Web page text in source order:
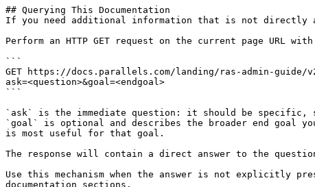
## Querying This Documentation
If you need additional information that is not directly
Perform an HTTP GET request on the current page URL
```
GET https://docs.parallels.com/landing/ras-admin-
ask=<question>&goal=<endgoal>
```
`ask` is the immediate question: it should be specific,
`goal` is optional and describes the broader end goal
is most useful for that goal.
The response will contain a direct answer to the
Use this mechanism when the answer is not explicitly